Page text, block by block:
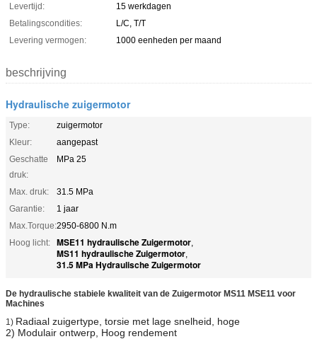
Levertijd:
15 werkdagen
Betalingscondities:
L/C, T/T
Levering vermogen:
1000 eenheden per maand
beschrijving
Hydraulische zuigermotor
Type:
zuigermotor
Kleur:
aangepast
Geschatte
druk:
MPa 25
Max. druk:
31.5 MPa
Garantie:
1 jaar
Max.Torque:2950-6800 N.m
Hoog licht:
MSE11 hydraulische Zuigermotor,
MS11 hydraulische Zuigermotor,
31.5 MPa Hydraulische Zuigermotor
De hydraulische stabiele kwaliteit van de Zuigermotor MS11 MSE11 voor
Machines
1) Radiaal zuigertype, torsie met lage snelheid, hoge
2) Modulair ontwerp, Hoog rendement